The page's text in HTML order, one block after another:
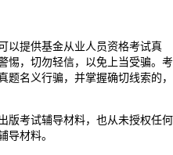
提供基金从业人员资格考试真
惕，切勿轻信，以免上当受骗。考
题名义行骗，并掌握确切线索的，
考试辅导材料，也从未授权任何
导材料。